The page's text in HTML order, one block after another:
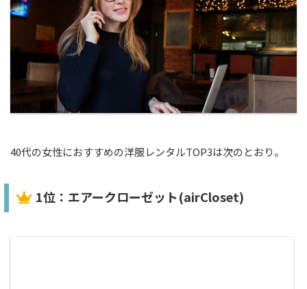
40代の女性におすすめの洋服レンタルTOP3は次のとおり。
1位：エアークローゼット(airCloset)